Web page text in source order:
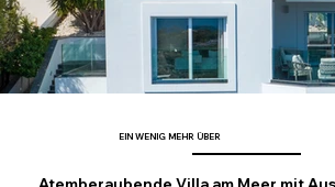
EIN WENIG MEHR ÜBER